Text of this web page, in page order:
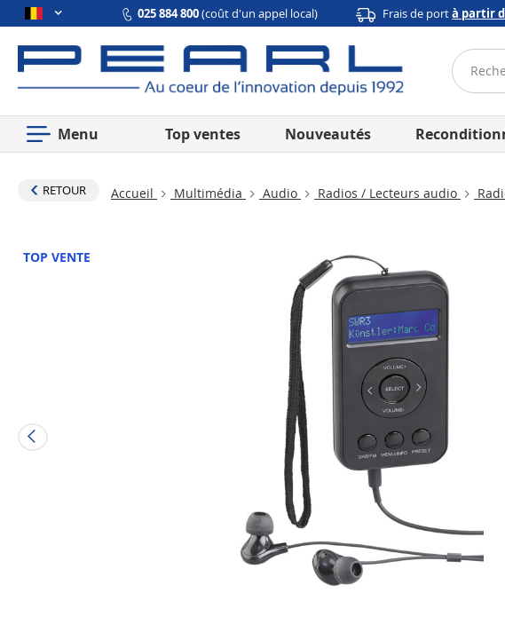
025 884 800(coût d'un appel local) Frais de portà partir
Menu Top ventes Nouveautés
RETOUR Accueil Multimédia Audio Radios / Lecteurs audio
TOP VENTE